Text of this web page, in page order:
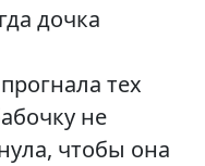
дочка
тех
не
чтобы она